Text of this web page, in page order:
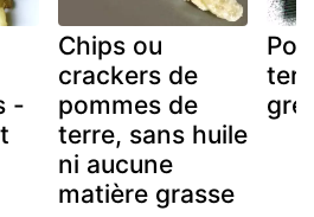
-
Chips ou
crackers de
pommes de
terre, sans huile
ni aucune
matière grasse